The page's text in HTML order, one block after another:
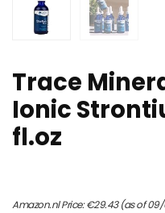
Trace
Ionic
fl.oz
Amazon.nl Price:€29.43(as of 09/